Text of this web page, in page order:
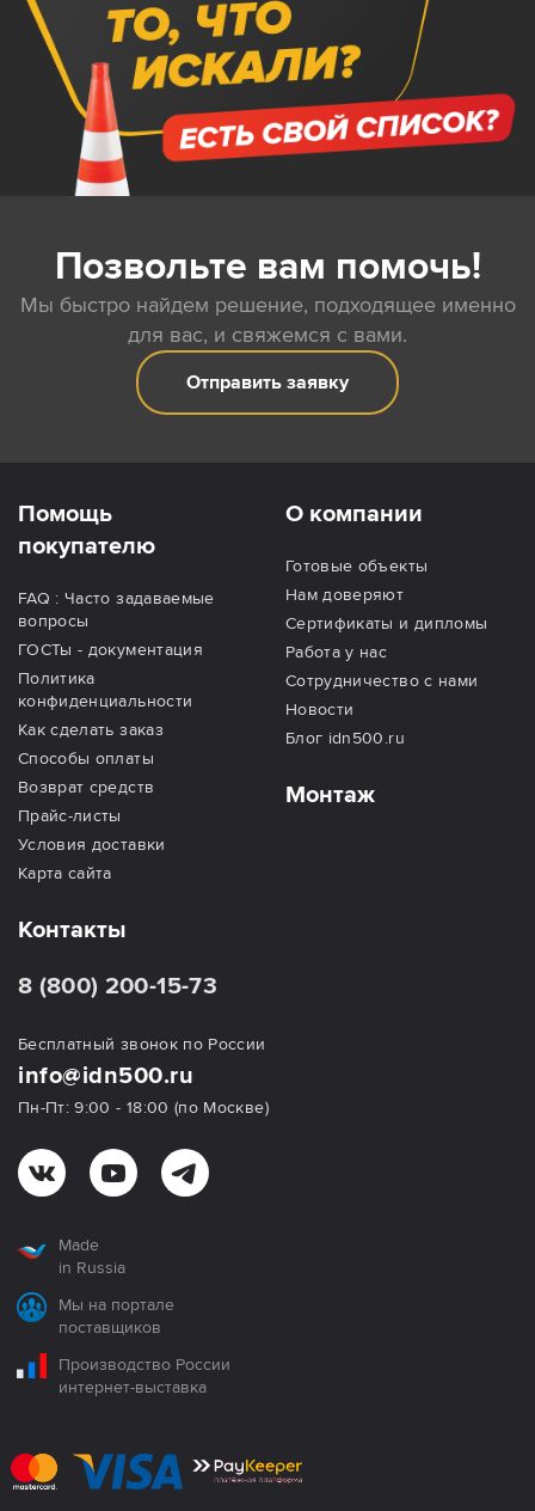
Позвольте вам помочь!
Мы быстро найдем решение, подходящее именно
для вас, и свяжемся с вами.
Отправить заявку
Помощь
покупателю
FAQ : Часто задаваемые
вопросы
ГОСТы - документация
Политика
конфиденциальности
Как сделать заказ
Способы оплаты
Возврат средств
Прайс-листы
Условия доставки
Карта сайта
О компании
Готовые объекты
Нам доверяют
Сертификаты и дипломы
Работа у нас
Сотрудничество с нами
Новости
Блог idn500.ru
Монтаж
Контакты
8 (800) 200-15-73
Бесплатный звонок по России
info@idn500.ru
Пн-Пт: 9:00 - 18:00 (по Москве)
Made
in Russia
Мы на портале
поставщиков
Производство России
интернет-выставка